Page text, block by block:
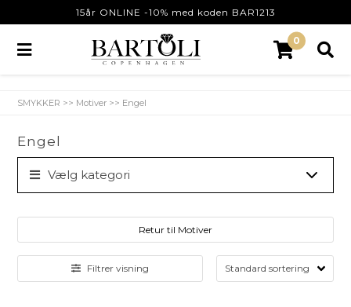
15år ONLINE -10% med koden BAR1213
0
SMYKKER >> Motiver >> Engel
Engel
Vælg kategori
Filtrer visning
Retur til Motiver